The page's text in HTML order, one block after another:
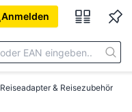
Anmelden
Reiseadapter & Reisezubehör